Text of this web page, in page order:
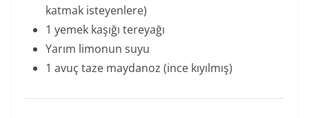
katmak isteyenlere)
1 yemek kaşığı tereyağı
Yarım limonun suyu
1 avuç taze maydanoz (ince kıyılmış)